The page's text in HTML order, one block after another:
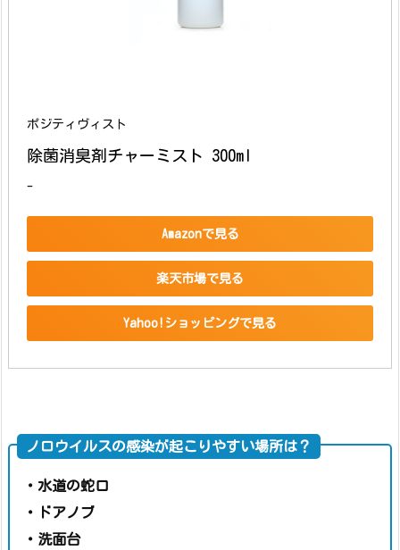
ポジティヴィスト
除菌消臭剤チャーミスト 300ml
-
Amazonで見る
楽天市場で見る
Yahoo!ショッピングで見る
ノロウイルスの感染が起こりやすい場所は？
・水道の蛇口
・ドアノブ
・洗面台